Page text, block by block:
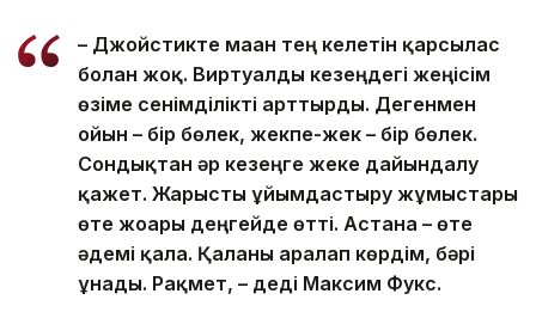
– Джойстикте маған тең келетін қарсылас
болған жоқ. Виртуалды кезеңдегі жеңісім
өзіме сенімділікті арттырды. Дегенмен
ойын – бір бөлек, жекпе-жек – бір бөлек.
Сондықтан әр кезеңге жеке дайындалу
қажет. Жарысты ұйымдастыру жұмыстары
өте жоғары деңгейде өтті. Астана – өте
әдемі қала. Қаланы аралап көрдім, бәрі
ұнады. Рақмет, – деді Максим Фукс.